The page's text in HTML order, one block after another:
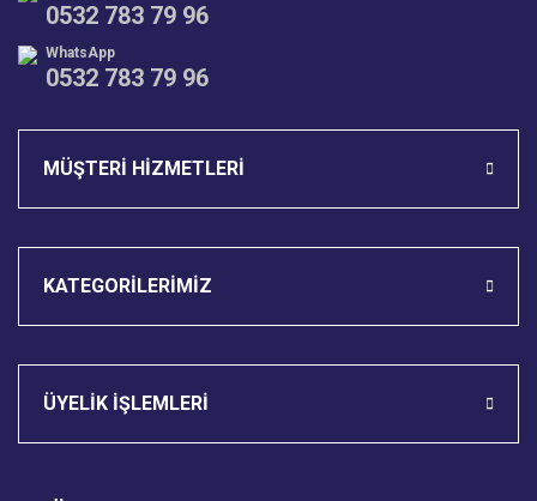
0532 783 79 96
WhatsApp
0532 783 79 96
MÜŞTERİ HİZMETLERİ
KATEGORİLERİMİZ
ÜYELİK İŞLEMLERİ